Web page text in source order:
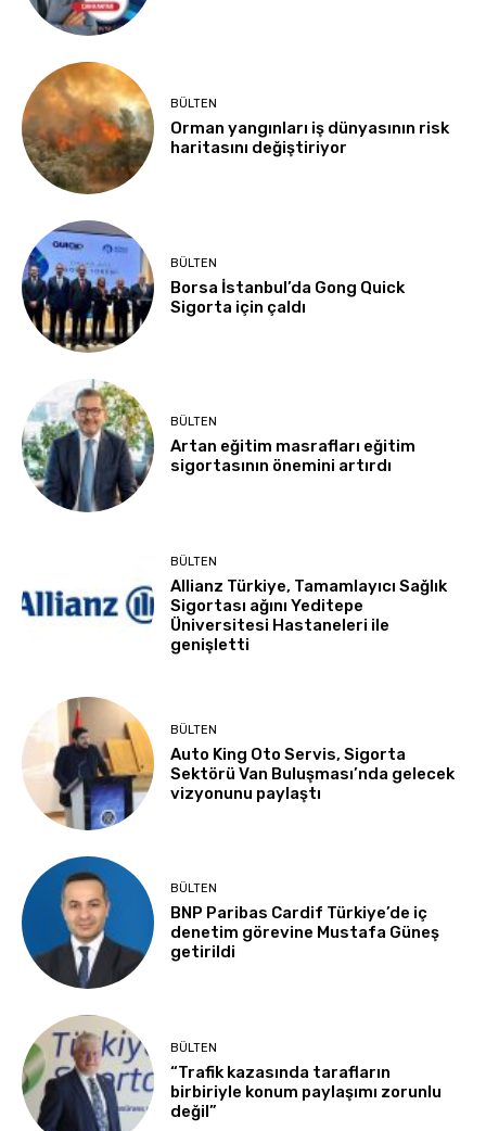
BÜLTEN
Orman yangınları iş dünyasının risk
haritasını değiştiriyor
BÜLTEN
Borsa İstanbul’da Gong Quick
Sigorta için çaldı
BÜLTEN
Artan eğitim masrafları eğitim
sigortasının önemini artırdı
BÜLTEN
Allianz Türkiye, Tamamlayıcı Sağlık
Sigortası ağını Yeditepe
Üniversitesi Hastaneleri ile
genişletti
BÜLTEN
Auto King Oto Servis, Sigorta
Sektörü Van Buluşması’nda gelecek
vizyonunu paylaştı
BÜLTEN
BNP Paribas Cardif Türkiye’de iç
denetim görevine Mustafa Güneş
getirildi
BÜLTEN
“Trafik kazasında tarafların
birbiriyle konum paylaşımı zorunlu
değil”